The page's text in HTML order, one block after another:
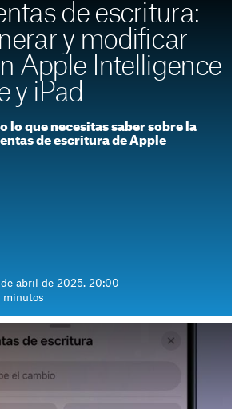
de escritura:
y modificar
Apple Intelligence
y iPad
lo que necesitas saber sobre la
de escritura de Apple
de abril de 2025. 20:00
minutos